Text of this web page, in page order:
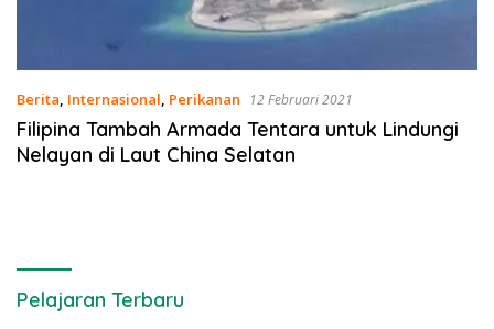
Berita, Internasional, Perikanan 12 Februari 2021
Filipina Tambah Armada Tentara untuk Lindungi
Nelayan di Laut China Selatan
Pelajaran Terbaru